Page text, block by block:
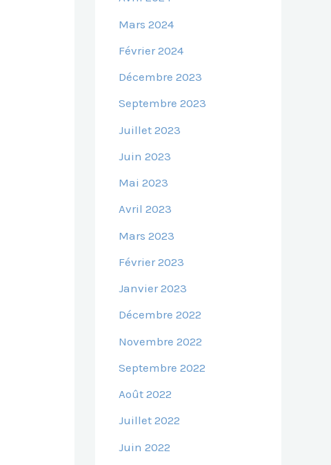
Mars 2024
Février 2024
Décembre 2023
Septembre 2023
Juillet 2023
Juin 2023
Mai 2023
Avril 2023
Mars 2023
Février 2023
Janvier 2023
Décembre 2022
Novembre 2022
Septembre 2022
Août 2022
Juillet 2022
Juin 2022